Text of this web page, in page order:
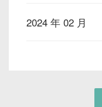
2024 年 02 月